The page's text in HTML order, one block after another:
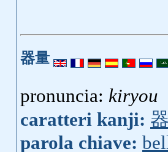
器量
pronuncia: kiryou
caratteri kanji:
parola chiave: